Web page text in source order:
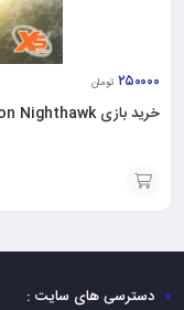
۲۵۰۰۰۰ تومان
خرید بازی Rebel Raiders Operation Nighthawk برای PS2
به
دسترسی های سایت :